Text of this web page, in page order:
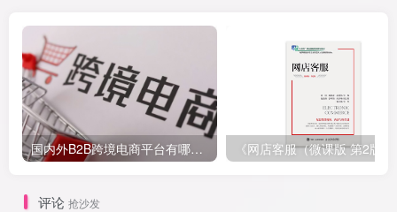
国内外B2B跨境电商平台有哪些？外贸出口的跨境电商可以在哪些平台运营？
评论 抢沙发